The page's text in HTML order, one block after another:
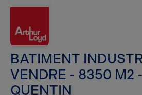
BATIMENT
VENDRE - 8350 M2
QUENTIN